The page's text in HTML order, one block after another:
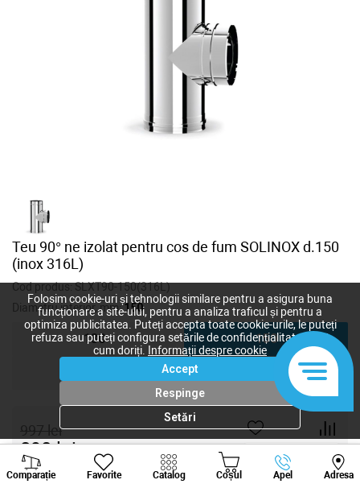
Teu 90° ne izolat pentru cos de fum SOLINOX d.150
(inox 316L)
Cod produs:SLXT90-150(316L)
Diametru interior, mm:150
130 150
997lei
890lei
Comparație Favorite Catalog Coșul Apel Adresa
Viber Whatsapp
Folosim cookie-uri și tehnologii similare pentru a asigura buna
funcționare a site-ului, pentru a analiza traficul și pentru a
optimiza publicitatea. Puteți accepta toate cookie-urile, le puteți
refuza sau puteți configura setările de confidențialitate după
cum doriți.
Informații despre cookie
Accept
Respinge
Setări